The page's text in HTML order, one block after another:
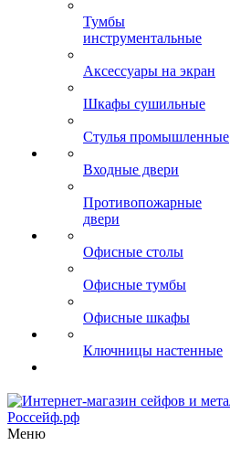
Тумбы
инструментальные
Аксессуары на экран
Шкафы сушильные
Стулья промышленные
Входные двери
Противопожарные
двери
Офисные столы
Офисные тумбы
Офисные шкафы
Ключницы настенные
Меню